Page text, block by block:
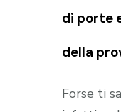
di porte
della
Forse ti